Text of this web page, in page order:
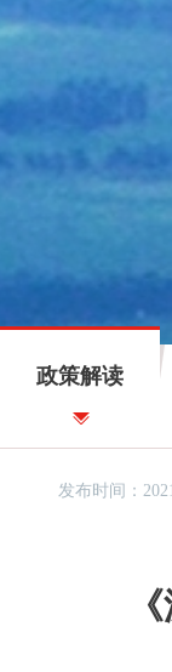
政策解读
发布时间：